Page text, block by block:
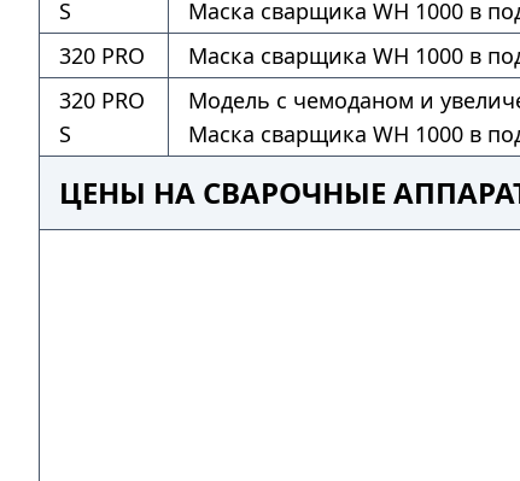
S
Маска сварщика WH 1000 в
320 PRO Маска сварщика WH 1000 в
320 PRO
S
Модель с чемоданом и
Маска сварщика WH 1000 в
ЦЕНЫ НА СВАРОЧНЫЕ